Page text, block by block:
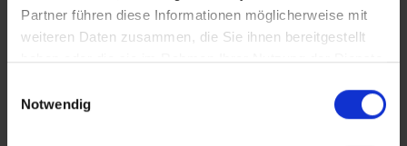
Partner führen diese Informationen möglicherweise mit
weiteren Daten zusammen, die Sie ihnen bereitgestellt
haben oder die sie im Rahmen Ihrer Nutzung der Dienste
Notwendig
dörfliche Atmosphäre geprägt. Historische Gebäude und
alte Bauernhöfe stehen neben modernen Wohnanlagen,
was einen besonderen Reiz ausmacht. Die Kirche St.
Geschichte des Viertels wider und ist ein beliebter